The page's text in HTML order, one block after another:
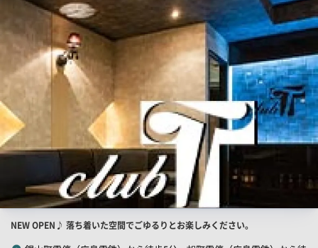
PR
画
店
舗
NEW OPEN♪ 落ち着いた空間でごゆるりとお楽しみください。